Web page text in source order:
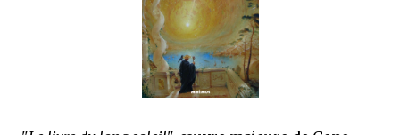
mettre sous tous les yeux. C'est cela...